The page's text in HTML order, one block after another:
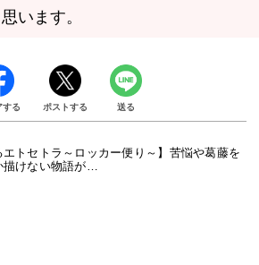
います。
する ポストする 送る
エトセトラ～ロッカー便り～】苦悩や葛藤を
けない物語が…